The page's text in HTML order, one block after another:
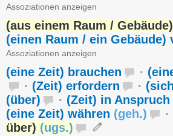
Assoziationen anzeigen
(aus einem Raum /
(einen Raum / ein Gebäude)
Assoziationen anzeigen
(eine Zeit) brauchen ·
· (Zeit) erfordern ·
(über)
· (Zeit) in Anspruch
(eine Zeit) währen (geh.) ·
über) (ugs.)